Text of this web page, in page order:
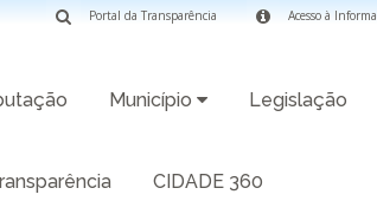
Acesso à
Portal da Transparência
Município Legislação
CIDADE 360